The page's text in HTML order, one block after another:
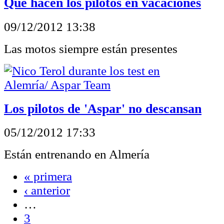
09/12/2012 13:38
Las motos siempre están presentes
Los pilotos de 'Aspar' no descansan
05/12/2012 17:33
Están entrenando en Almería
« primera
‹ anterior
…
3